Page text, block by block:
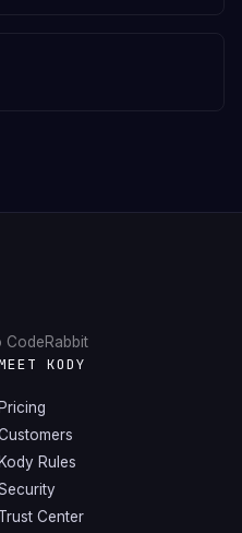
CodeRabbit
KODY
Pricing
Kody Rules
Trust Center